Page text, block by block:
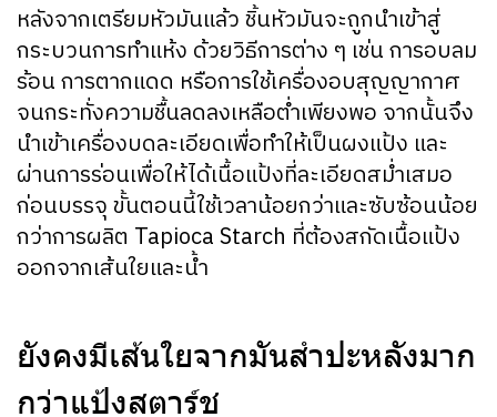
หลังจากเตรียมหัวมันแล้ว ชิ้นหัวมันจะถูกนำเข้าสู่
กระบวนการทำแห้ง ด้วยวิธีการต่าง ๆ เช่น การอบลม
ร้อน การตากแดด หรือการใช้เครื่องอบสุญญากาศ
จนกระทั่งความชื้นลดลงเหลือต่ำเพียงพอ จากนั้นจึง
นำเข้าเครื่องบดละเอียดเพื่อทำให้เป็นผงแป้ง และ
ผ่านการร่อนเพื่อให้ได้เนื้อแป้งที่ละเอียดสม่ำเสมอ
ก่อนบรรจุ ขั้นตอนนี้ใช้เวลาน้อยกว่าและซับซ้อนน้อย
กว่าการผลิต Tapioca Starch ที่ต้องสกัดเนื้อแป้ง
ออกจากเส้นใยและน้ำ
ยังคงมีเส้นใยจากมันสำปะหลังมาก
กว่าแป้งสตาร์ช